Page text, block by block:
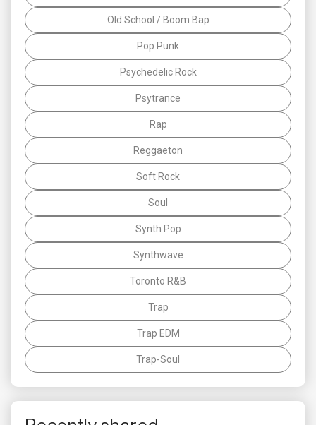
Old School / Boom Bap
Pop Punk
Psychedelic Rock
Psytrance
Rap
Reggaeton
Soft Rock
Soul
Synth Pop
Synthwave
Toronto R&B
Trap
Trap EDM
Trap-Soul